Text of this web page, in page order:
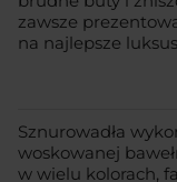
zawsze
na najlepsze
Sznurowadła
woskowanej
w wielu kolorach,